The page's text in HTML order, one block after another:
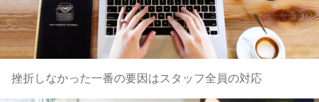
挫折しなかった一番の要因はスタッフ全員の対応